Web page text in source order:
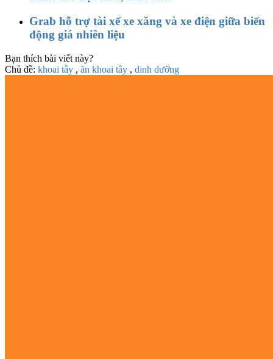
Grab hỗ trợ tài xế xe xăng và xe điện giữa biến
động giá nhiên liệu
Bạn thích bài viết này?
Chủ đề: khoai tây , ăn khoai tây , dinh dưỡng